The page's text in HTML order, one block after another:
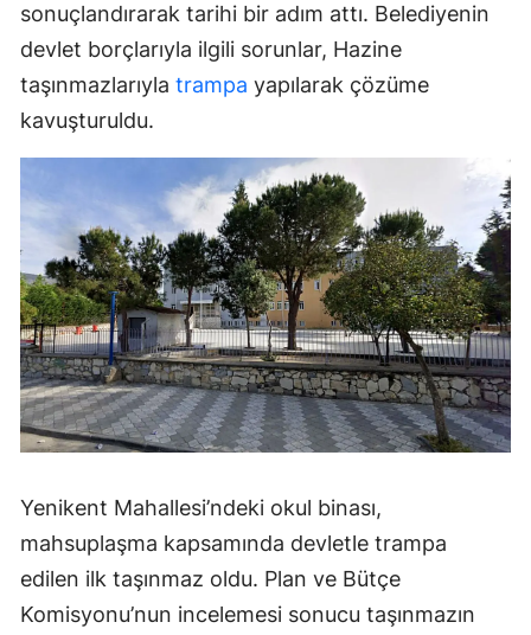
sonuçlandırarak tarihi bir adım attı. Belediyenin
devlet borçlarıyla ilgili sorunlar, Hazine
taşınmazlarıyla trampa yapılarak çözüme
kavuşturuldu.
Yenikent Mahallesi’ndeki okul binası,
mahsuplaşma kapsamında devletle trampa
edilen ilk taşınmaz oldu. Plan ve Bütçe
Komisyonu’nun incelemesi sonucu taşınmazın